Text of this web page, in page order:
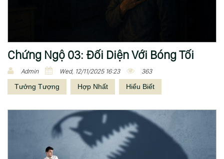
Chứng Ngộ 03: Đối Diện Với Bóng Tối
Admin Wed, 12/11/2025 16:23 363
Tưởng Tượng Hợp Nhất Hiểu Biết